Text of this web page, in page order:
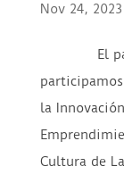
Nov 24, 2023
El
la
Cultura de